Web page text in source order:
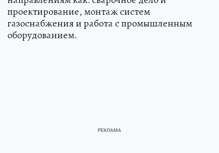
проектирование, монтаж систем
газоснабжения и работа с промышленным
оборудованием.